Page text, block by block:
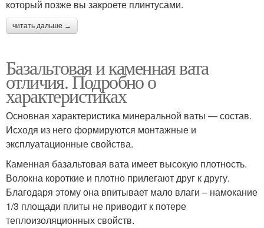
который позже вы закроете плинтусами.
читать дальше →
Базальтовая и каменная вата
отличия. Подробно о
характеристиках
Основная характеристика минеральной ваты — состав.
Исходя из него формируются монтажные и
эксплуатационные свойства.
Каменная базальтовая вата имеет высокую плотность.
Волокна короткие и плотно прилегают друг к другу.
Благодаря этому она впитывает мало влаги – намокание
1/3 площади плиты не приводит к потере
теплоизоляционных свойств.